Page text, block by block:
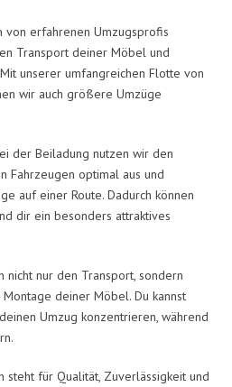
erfahrenen Umzugsprofis
Transport deiner Möbel und
unserer umfangreichen Flotte von
wir auch größere Umzüge
der Beiladung nutzen wir den
Fahrzeugen optimal aus und
auf einer Route. Dadurch können
dir ein besonders attraktives
nicht nur den Transport, sondern
deiner Möbel. Du kannst
Umzug konzentrieren, während
steht für Qualität, Zuverlässigkeit und